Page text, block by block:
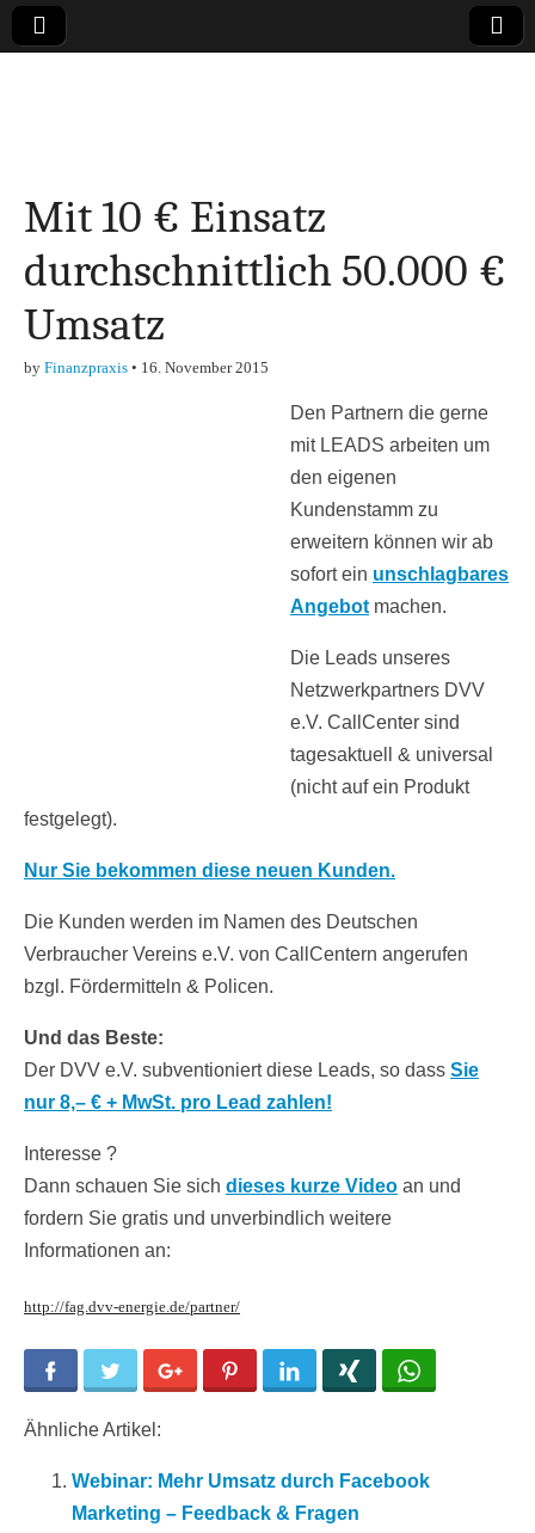
Finanzen,
Marketing-, Vertrieb-
& Investment-Tipps
Mit 10 € Einsatz
durchschnittlich 50.000 €
Umsatz
by Finanzpraxis • 16. November 2015
Den Partnern die gerne
mit LEADS arbeiten um
den eigenen
Kundenstamm zu
erweitern können wir ab
sofort ein unschlagbares
Angebotmachen.
Die Leads unseres
Netzwerkpartners DVV
e.V. CallCenter sind
tagesaktuell & universal
(nicht auf ein Produkt
festgelegt).
Nur Sie bekommen diese neuen Kunden.
Die Kunden werden im Namen des Deutschen
Verbraucher Vereins e.V. von CallCentern angerufen
bzgl. Fördermitteln & Policen.
Und das Beste:
Der DVV e.V. subventioniert diese Leads, so dass Sie
nur 8,– € + MwSt. pro Lead zahlen!
Interesse ?
Dann schauen Sie sich dieses kurze Video an und
fordern Sie gratis und unverbindlich weitere
Informationen an:
http://fag.dvv-energie.de/partner/
Facebook Twitter Google+ Pinterest LinkedIn
Ähnliche Artikel:
Webinar: Mehr Umsatz durch Facebook
Marketing – Feedback & Fragen